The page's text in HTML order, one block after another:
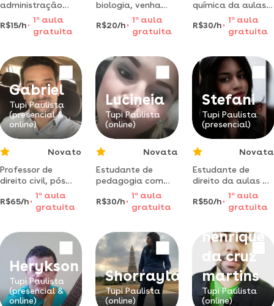
administração
dedicado, sem
experiência
profissional, mas
determinação,
empenho e
vontade de crescer
R$15/h
1 a aula
gratuita
biologia, venha
entender o estudo
da vida comigo.
R$20/h
1 a aula
gratuita
química da aulas
de reforço para
ensino médio na
região de dracena
R$30/h
1 aaula
gratuita
Gabriel
Tupi Paulista
(presencial &
online)
Novato
Professor de
direito civil, pós
graduado lato
senso em direito
civil empresarial
R$65/h
1 aaula
gratuita
Lucineia
Tupi Paulista
(online)
Novata
Estudante de
pedagogia com
conclusão em
dezembro 2019,
inicio de pós-
piscopedagogia
clinica,
institucional,
empresarial, e
coaching
educacional.
R$30/h
1 a aula
gratuita
Stefani
Tupi Paulista
(presencial)
Novata
Estudante de
direito da aulas de
direito do
trabalho, penal e
R$50/h
1 aaula
gratuita
Herykson
Tupi Paulista
(presencial &
online)
Shorrayla
Tupi Paulista
(online)
Carlos
henrique
da cruz
martins
Tupi Paulista
(online)